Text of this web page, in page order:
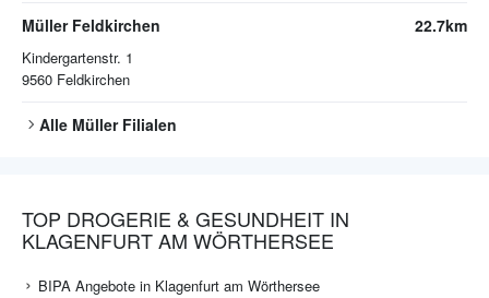
Müller Feldkirchen
Kindergartenstr. 1
9560 Feldkirchen
22.7km
Alle MüllerFilialen
TOP DROGERIE & GESUNDHEIT IN
KLAGENFURT AM WÖRTHERSEE
BIPA Angebote in Klagenfurt am Wörthersee